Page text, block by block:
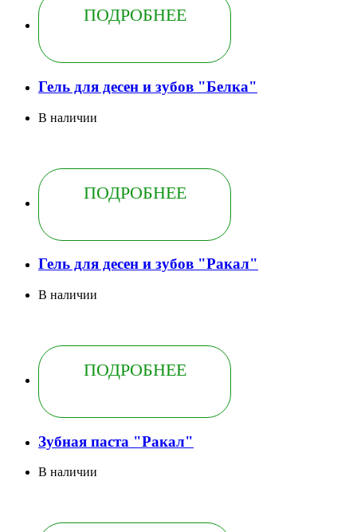
ПОДРОБНЕЕ
Гель для десен и зубов "Белка"
В наличии
ПОДРОБНЕЕ
Гель для десен и зубов "Ракал"
В наличии
ПОДРОБНЕЕ
Зубная паста "Ракал"
В наличии